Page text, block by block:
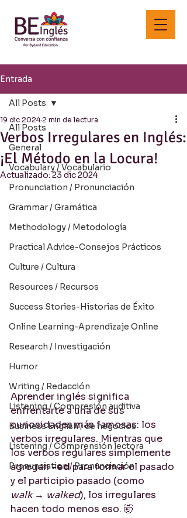
Entrada
All Posts
General
Vocabulary / Vocabulario
Pronunciation / Pronunciación
Grammar / Gramática
Methodology / Metodología
Practical Advice-Consejos Prácticos
Culture / Cultura
Resources / Recursos
Success Stories-Historias de Éxito
Online Learning-Aprendizaje Online
Research / Investigación
Humor
Writing / Redacción
Listening / Compresión auditiva
Business English / de negocios
Listening / Comprensión lectora
Pronunciation / Pronunciación
All Posts
Verbos Irregulares en Inglés:
¡El Método en la Locura!
19 dic 2024 2 min de lectura
Actualizado:23 dic 2024
Aprender inglés significa
enfrentarte a una de sus
curiosidades más famosas: los
verbos irregulares. Mientras que
los verbos regulares simplemente
agregan -ed para formar el pasado
y el participio pasado (como
walk → walked), los irregulares
hacen todo menos eso. 🤯